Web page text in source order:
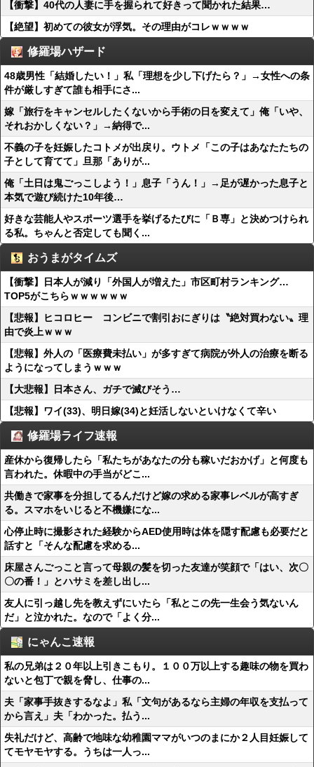
【衝撃】40代の人妻に手を握られて好きって聞かれた結果…
【絶望】初めての彼女が浮気。その理由がコレｗｗｗｗ
修羅場ハザード
48歳男性「結婚したい！」私「理想を少し下げたら？」→女性への条
件が厳しすぎて誰も相手にさ...
嫁「旅行をキャンセルしたくないから手術の日を変えて」俺「いや、
それおかしくない？」→納得で...
不義の子を妊娠したコトメが出戻り。ウトメ「この子はあなたたちの
子として育てて」旦那「ありが...
俺「土日は鬼ごっこしよう！」息子「うん！」→足が遅かった息子と
本気で遊び続けた10年後…
好きな芸能人やスポーツ選手を挙げるたびに「Ｂ専」と決めつけられ
る私。ちゃんと否定しても聞く...
おうまがタイムズ
【衝撃】日本人が減り「外国人が増えた」市区町村ランキング…
TOP5がこちらｗｗｗｗｗｗ
【悲報】ヒコロヒー コンビニで割引おにぎりは〝絶対買わない〟理
由で炎上ｗｗｗ
【悲報】外人の「医療費未払い」が多すぎて病院が外人の治療を断る
ようになってしまうｗｗｗ
【大悲報】日本さん、ガチで滅びそう…
【悲報】ワイ(33)、明日嫁(34)と妊活しないといけなくて辛い
修羅場ライフ速報
産休から復帰したら「私たちがあなたの分も稼いだおかげ」と何度も
言われた。休暇中の手当がどこ...
共働きで家事を分担してるんだけど嫁の求める家事レベルが高すぎ
る。スマホをいじると不機嫌にな...
心停止時に撮影された経験からAED使用時は体を隠す配慮も必要だと
話すと「そんな配慮を求める...
床屋さんごっこと言って母親の髪を切った友達が笑顔で「はい、次〇
〇の番！」とハサミを差し出し...
友人に引っ越し先を教えずにいたら「私とこの先一生会う気ないん
だ」と泣かれた。なので「よく分...
にゃんこ速報
私の兄弟は２０年以上引きこもり。１００万以上する趣味の物を買わ
ないと包丁で親を脅し、仕事の...
夫「家事手抜きするなよ」私「文句があるなら主婦の年収を支払って
から言え」夫「わかった。払う...
失礼だけど、高齢で地味な幼稚園ママがいつのまにか２人目妊娠して
てモヤモヤする。うちは一人っ...